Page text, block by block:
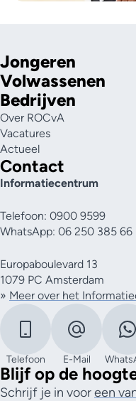
Jongeren
Volwassenen
Bedrijven
Over ROCvA
Vacatures
Actueel
Contact
Informatiecentrum
Telefoon: 0900 9599
WhatsApp: 06 250 385 66
Europaboulevard 13
1079 PC Amsterdam
» Meer over het
Telefoon E-Mail
Blijf op de
Schrijf je in vooreen